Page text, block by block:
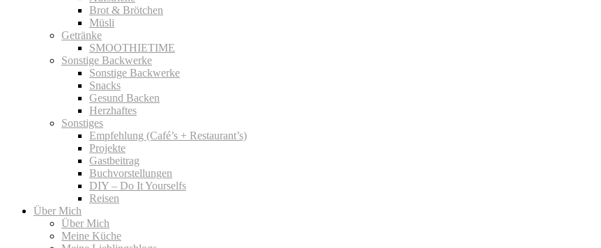
Brot & Brötchen
Müsli
Getränke
SMOOTHIETIME
Sonstige Backwerke
Sonstige Backwerke
Snacks
Gesund Backen
Herzhaftes
Sonstiges
Empfehlung (Café’s + Restaurant’s)
Projekte
Gastbeitrag
Buchvorstellungen
DIY – Do It Yourselfs
Reisen
Über Mich
Über Mich
Meine Küche